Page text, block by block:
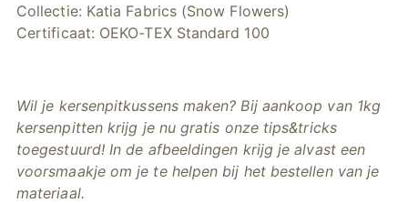
Collectie: Katia Fabrics (Snow Flowers)
Certificaat: OEKO-TEX Standard 100
Wil je kersenpitkussens maken? Bij aankoop van 1kg
kersenpitten krijg je nu gratis onze tips&tricks
toegestuurd! In de afbeeldingen krijg je alvast een
voorsmaakje om je te helpen bij het bestellen van je
materiaal.